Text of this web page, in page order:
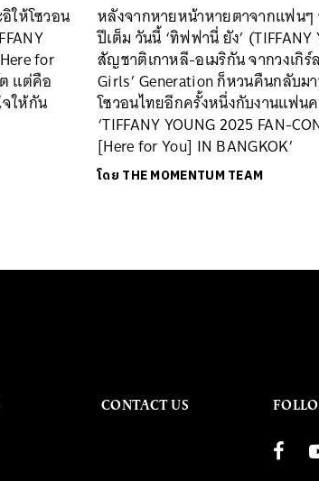
ให้โซวอน
for
แต่คือ
ให้กัน
หลังจากหายหน้าหายตาจากแฟนๆ
ปีเต็ม วันนี้ ‘ทิฟฟานี่ ยัง’
สัญชาติเกาหลี-อเมริกัน จากวงเกิ
Girls’ Generation ก็หวนคืนกลับม
โซวอนไทยอีกครั้งหนึ่งกับงานแฟน
‘TIFFANY YOUNG 2025 FAN-
[Here for You] IN BANGKOK’
โดย THE MOMENTUM TEAM
CONTACT US